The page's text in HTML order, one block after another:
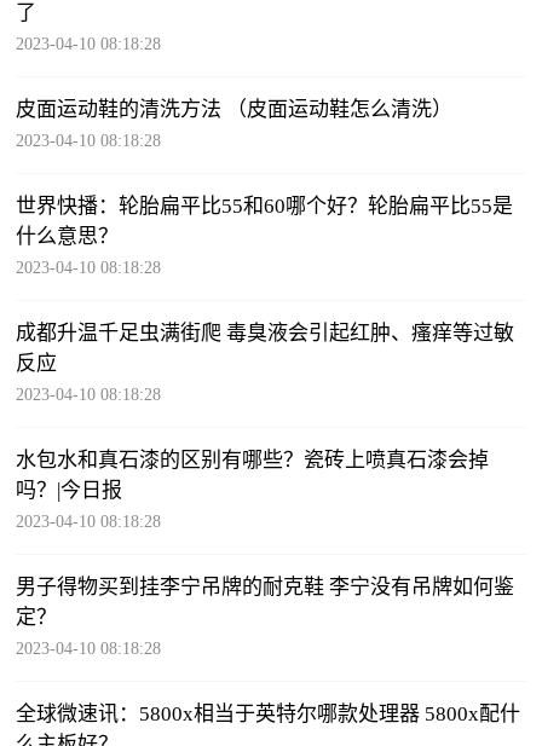
了
2023-04-10 08:18:28
皮面运动鞋的清洗方法 （皮面运动鞋怎么清洗）
2023-04-10 08:18:28
世界快播：轮胎扁平比55和60哪个好？轮胎扁平比55是
什么意思？
2023-04-10 08:18:28
成都升温千足虫满街爬 毒臭液会引起红肿、瘙痒等过敏
反应
2023-04-10 08:18:28
水包水和真石漆的区别有哪些？瓷砖上喷真石漆会掉
吗？|今日报
2023-04-10 08:18:28
男子得物买到挂李宁吊牌的耐克鞋 李宁没有吊牌如何鉴
定？
2023-04-10 08:18:28
全球微速讯：5800x相当于英特尔哪款处理器 5800x配什